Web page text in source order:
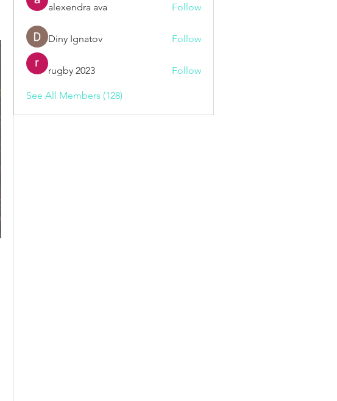
alexendra ava Follow
Diny Ignatov Follow
rugby 2023 Follow
See All Members (128)